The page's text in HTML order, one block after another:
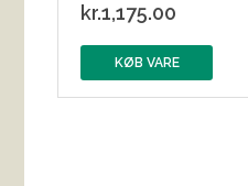
kr.1,175.00
KØB VARE